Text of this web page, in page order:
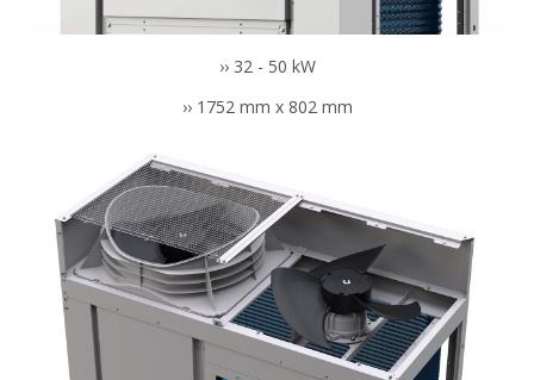
›› 32 - 50 kW
›› 1752 mm x 802 mm